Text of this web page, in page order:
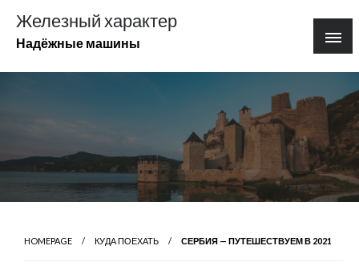
содержимому
Железный характер
Надёжные машины
HOMEPAGE КУДА ПОЕХАТЬ СЕРБИЯ — ПУТЕШЕСТВУЕМ В 2021